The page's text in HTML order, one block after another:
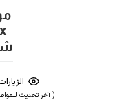
الزيارات:
( آخر تحديث للمواصفات: 31 يوليو